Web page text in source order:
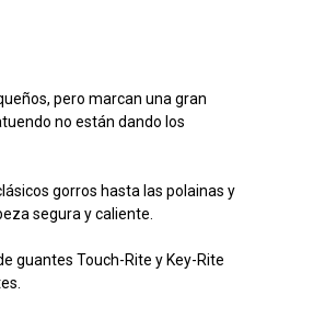
pero marcan una gran
no están dando los
gorros hasta las polainas y
segura y caliente.
guantes Touch-Rite y Key-Rite